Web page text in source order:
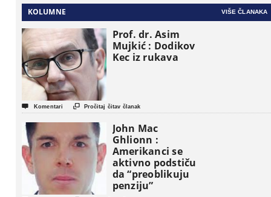
KOLUMNE VIŠE ČLANAKA
Prof. dr. Asim
Mujkić : Dodikov
Kec iz rukava
 Komentari  Pročitaj čitav članak
John Mac
Ghlionn :
Amerikanci se
aktivno podstiču
da “preoblikuju
penziju”